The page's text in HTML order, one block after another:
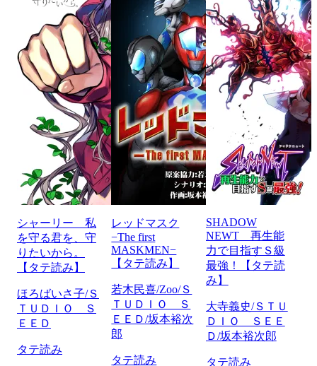
シャーリー 私
を守る君を、守
りたいから。
【タテ読み】
ほろばいさ子/Ｓ
ＴＵＤＩＯ Ｓ
ＥＥＤ
タテ読み
レッドマスク
−The first
MASKMEN−
【タテ読み】
若木民喜/Zoo/Ｓ
ＴＵＤＩＯ Ｓ
ＥＥＤ/坂本裕次
郎
タテ読み
SHADOW
NEWT 再生能
力で目指すＳ級
最強！【タテ読
み】
大寺義史/ＳＴＵ
ＤＩＯ ＳＥＥ
Ｄ/坂本裕次郎
タテ読み